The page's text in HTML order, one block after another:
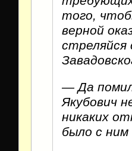
того,
верной
стреляйся
— Да
Якубович
никаких
было с